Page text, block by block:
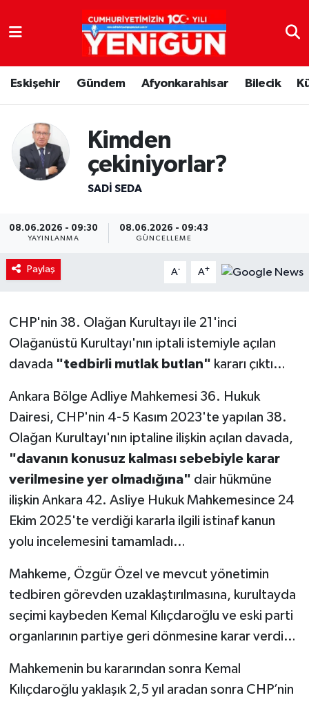
Eskişehir Gündem Afyonkarahisar Bilecik
Kimden
çekiniyorlar?
SADI SEDA
08.06.2026 - 09:30
YAYINLANMA
08.06.2026 - 09:43
GÜNCELLEME
Paylaş A- A+
CHP'nin 38. Olağan Kurultayı ile 21'inci
Olağanüstü Kurultayı'nın iptali istemiyle açılan
davada "tedbirli mutlak butlan" kararı çıktı…
Ankara Bölge Adliye Mahkemesi 36. Hukuk
Dairesi, CHP'nin 4-5 Kasım 2023'te yapılan 38.
Olağan Kurultayı'nın iptaline ilişkin açılan davada,
"davanın konusuz kalması sebebiyle karar
verilmesine yer olmadığına" dair hükmüne
ilişkin Ankara 42. Asliye Hukuk Mahkemesince 24
Ekim 2025'te verdiği kararla ilgili istinaf kanun
yolu incelemesini tamamladı…
Mahkeme, Özgür Özel ve mevcut yönetimin
tedbiren görevden uzaklaştırılmasına, kurultayda
seçimi kaybeden Kemal Kılıçdaroğlu ve eski parti
organlarının partiye geri dönmesine karar verdi…
Mahkemenin bu kararından sonra Kemal
Kılıçdaroğlu yaklaşık 2,5 yıl aradan sonra CHP’nin
Nöbetçi Eczaneler
Hava Durumu
Trafik Durumu
Süper Lig Puan Durumu ve Fikstür
Tüm Manşetler
Son Dakika Haberleri
Haber Arşivi